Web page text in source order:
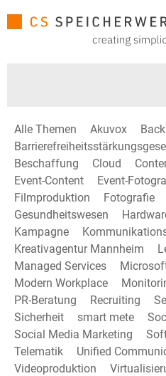
Alle Themen Akuvox
Beschaffung
Cloud
Event-Content
Event-
Filmproduktion
Fotografie
Gesundheitswesen
Kampagne
Kreativagentur Mannheim
Managed Services
Modern Workplace
PR-Beratung
Recruiting
Sicherheit
smart mete
Social Media Marketing
Telematik
Unified
Videoproduktion